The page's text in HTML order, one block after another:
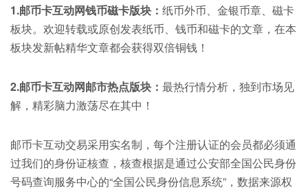
1.邮币卡互动网钱币磁卡版块： 纸币外币、金银币章、磁卡
板块。欢迎转载或原创发表纸币、钱币和磁卡的文章，在本
板块发新帖精华文章都会获得双倍铜钱！
2.邮币卡互动网邮市热点版块： 最热行情分析，独到市场见
解，精彩脑力激荡尽在其中！
邮币卡互动交易采用实名制，每个注册认证的会员都必须通
过我们的身份证核查，核查根据是通过公安部全国公民身份
号码查询服务中心的“全国公民身份信息系统”，数据来源权